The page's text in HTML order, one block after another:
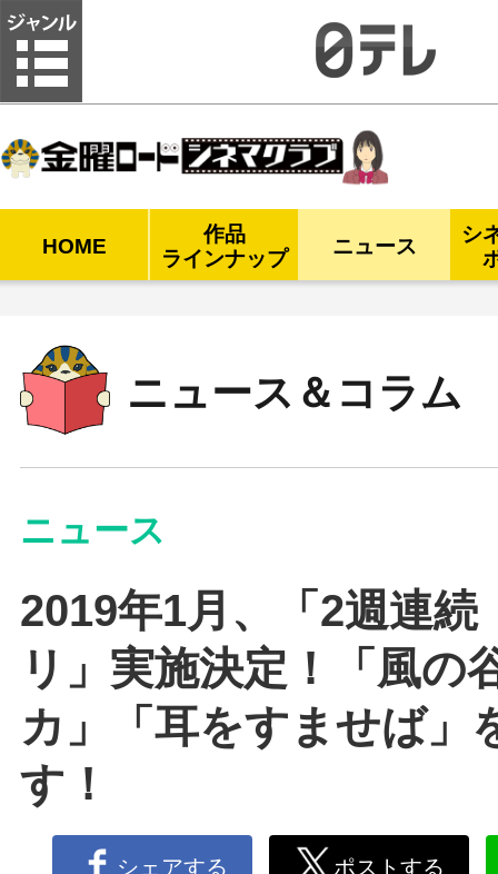
HOME
作品
ラインナップ
ニュース
シ
ニュース＆コラム
ニュース
2019年1月、「2週連
リ」実施決定！「風の
カ」「耳をすませば」
す！
シェアする ポストする